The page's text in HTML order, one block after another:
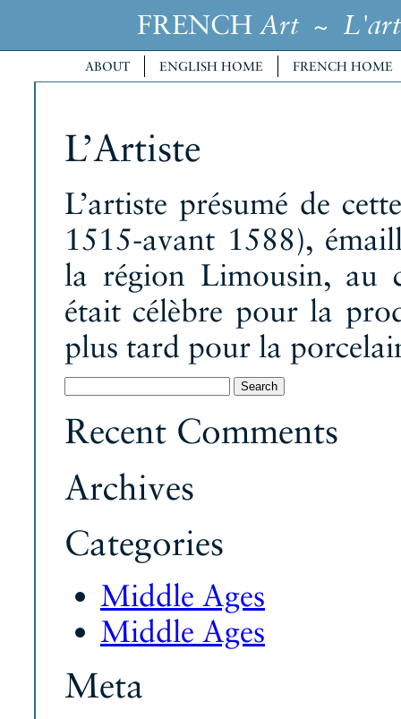
FRENCH Art~ L'art
ABOUT ENGLISH HOME FRENCH HOME
L’Artiste
L’artiste présumé de
1515-avant 1588),
la région Limousin, au
était célèbre pour la
plus tard pour la
for:
Recent Comments
Archives
Categories
Middle Ages
Middle Ages
Meta